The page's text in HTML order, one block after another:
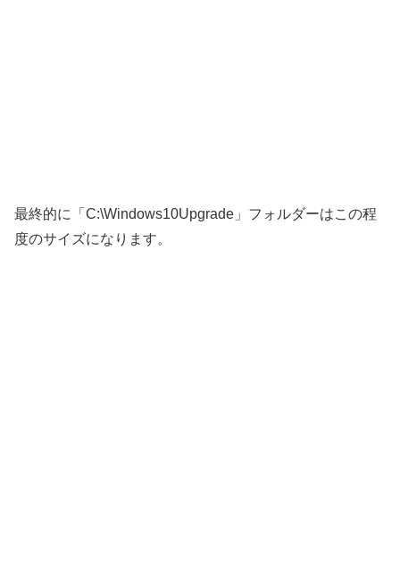
最終的に「C:\Windows10Upgrade」フォルダーはこの程
度のサイズになります。